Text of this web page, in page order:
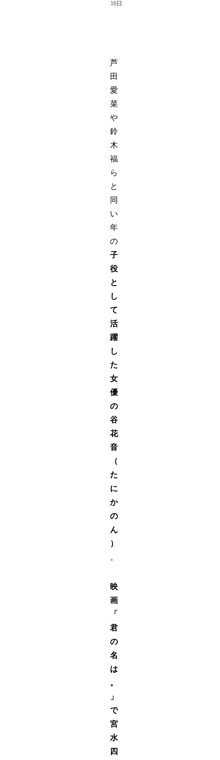
16日
芦
田
愛
菜
や
鈴
木
福
ら
と
同
い
年
の
子
役
と
し
て
活
躍
し
た
女
優
の
谷
花
音
（
た
に
か
の
ん
）
。
映
画
「
君
の
名
は
。
」
で
宮
水
四